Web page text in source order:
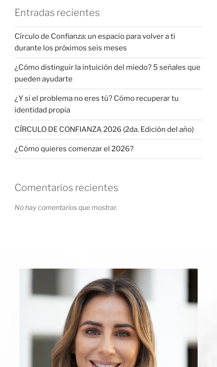
Entradas recientes
Círculo de Confianza: un espacio para volver a ti
durante los próximos seis meses
¿Cómo distinguir la intuición del miedo? 5 señales que
pueden ayudarte
¿Y si el problema no eres tú? Cómo recuperar tu
identidad propia
CÍRCULO DE CONFIANZA 2026 (2da. Edición del año)
¿Cómo quieres comenzar el 2026?
Comentarios recientes
No hay comentarios que mostrar.